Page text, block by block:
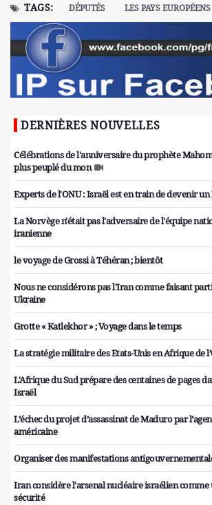
TAGS: DÉPUTÉS LES PAYS EUROPÉENS
DERNIÈRES NOUVELLES
Célébrations de l'anniversaire du prophète
plus peuplé du mon
Experts de l'ONU : Israël est en train de devenir un
La Norvège n'était pas l'adversaire de l'équipe
iranienne
le voyage de Grossi à Téhéran ; bientôt
Nous ne considérons pas l'Iran comme faisant
Ukraine
Grotte « Katlekhor » ; Voyage dans le temps
La stratégie militaire des Etats-Unis en Afrique de
L'Afrique du Sud prépare des centaines de pages
Israël
L’échec du projet d’assassinat de Maduro par
américaine
Organiser des manifestations
Iran considère l'arsenal nucléaire israélien comme
sécurité